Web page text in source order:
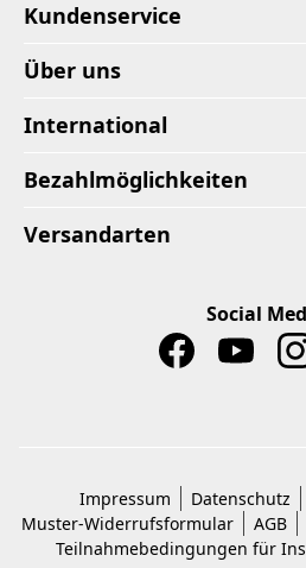
Kundenservice
Über uns
International
Bezahlmöglichkeiten
Versandarten
Social
Impressum Datenschutz
Muster-Widerrufsformular
AGB
Teilnahmebedingungen für